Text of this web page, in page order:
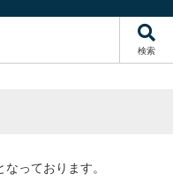
検索
っております。